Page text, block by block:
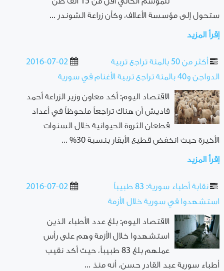
ستحول إلى مؤسسة الأعلاف، وكأن زراعة الشوندر ...
إقرأ المزيد
2016-07-02
أكثر من 50 بالمئة تراجع تربية
الدواجن و40 بالمئة تراجع تربية الأغنام في سورية
الاقتصاد اليوم: أكد معاون وزير الزراعة أحمد
قاديش أن هناك تراجعاً ملحوظاً في أعداد
قطعان الثروة الحيوانية خلال السنوات
الأخيرة حيث انخفض قطيع الأبقار بنسبة 30% ...
إقرأ المزيد
2016-07-02
نقابة أطباء سورية: 83 طبيباً
استشهدوا في سورية خلال الأزمة
الاقتصاد اليوم: بلغ عدد الأطباء الذين
استشهدوا خلال الأزمة وهم على رأس
عملهم بلغ 83 طبيباً، حيث أكد نقيب
أطباء سورية عبد القادر حسن، أنه منذ ...